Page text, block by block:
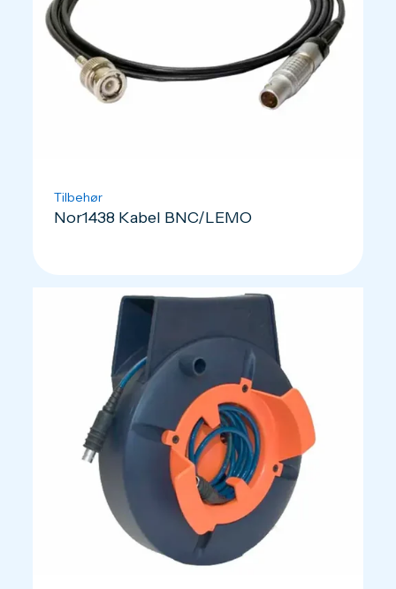
Tilbehør
Nor1438 Kabel BNC/LEMO